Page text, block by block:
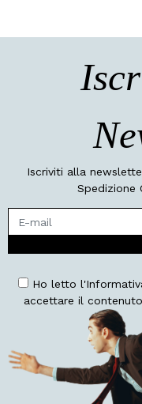
Iscriviti alla
Spedizione
Ho letto
accettare il